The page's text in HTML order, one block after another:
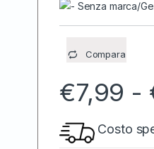
Compara
€7,99 -
Costo